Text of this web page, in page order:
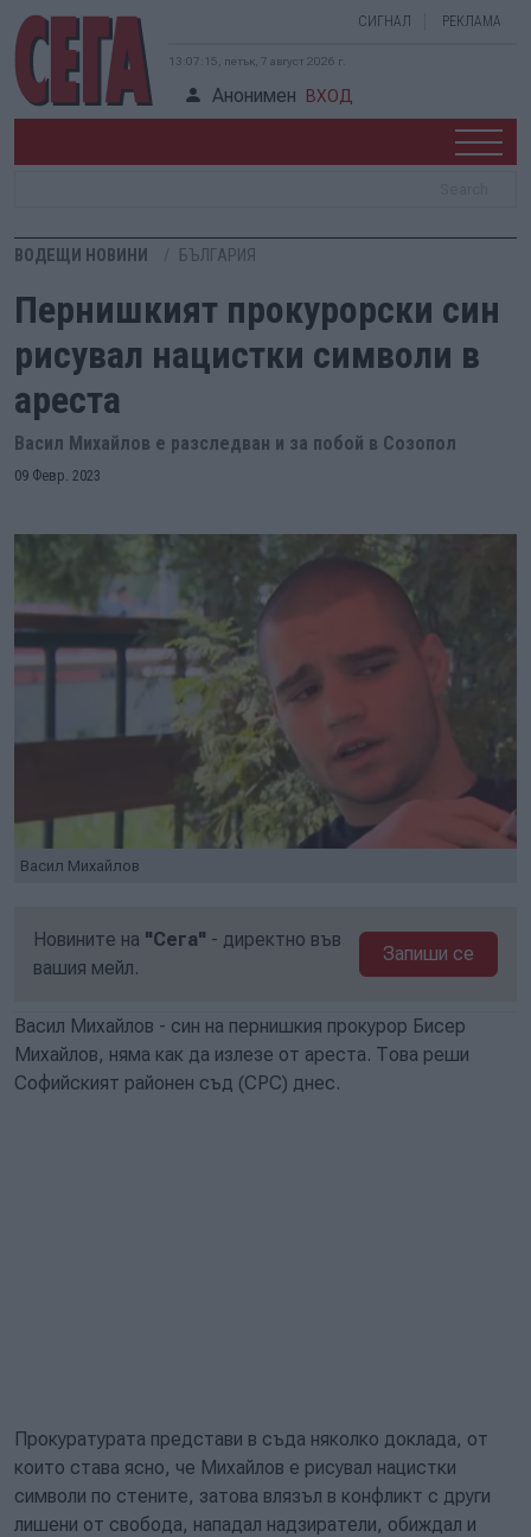
СИГНАЛ РЕКЛАМА
13:07:16, петък, 7 август 2026 г.
Анонимен ВХОД
ВОДЕЩИ НОВИНИ БЪЛГАРИЯ
Пернишкият прокурорски син
рисувал нацистки символи в
ареста
Васил Михайлов е разследван и за побой в Созопол
09 Февр. 2023
Васил Михайлов
Новините на "Сега" - директно във
вашия мейл.
Запиши се
Васил Михайлов - син на пернишкия прокурор Бисер
Михайлов, няма как да излезе от ареста. Това реши
Софийският районен съд (СРС) днес.
Прокуратурата представи в съда няколко доклада, от
които става ясно, че Михайлов е рисувал нацистки
символи по стените, затова влязъл в конфликт с други
лишени от свобода, нападал надзиратели, обиждал и